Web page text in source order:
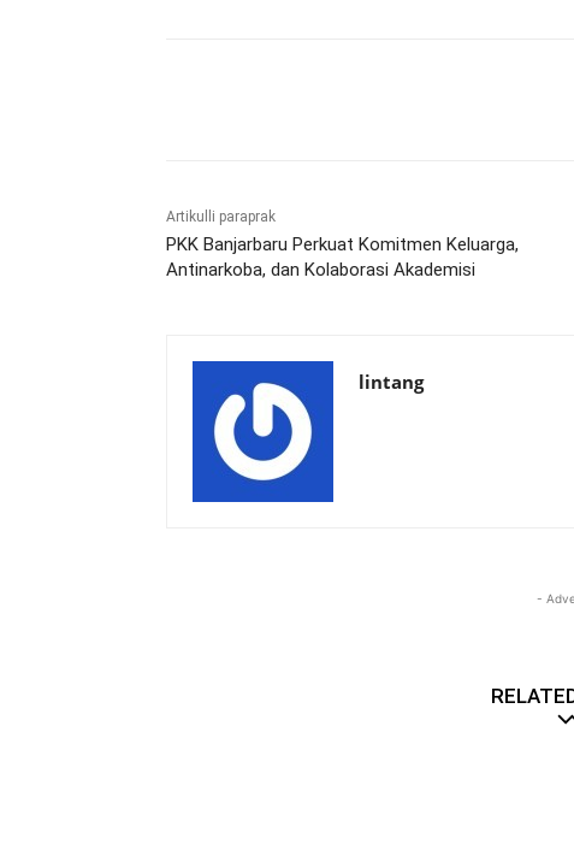
Artikulli paraprak
PKK Banjarbaru Perkuat Komitmen Keluarga,
Antinarkoba, dan Kolaborasi Akademisi
lintang
-